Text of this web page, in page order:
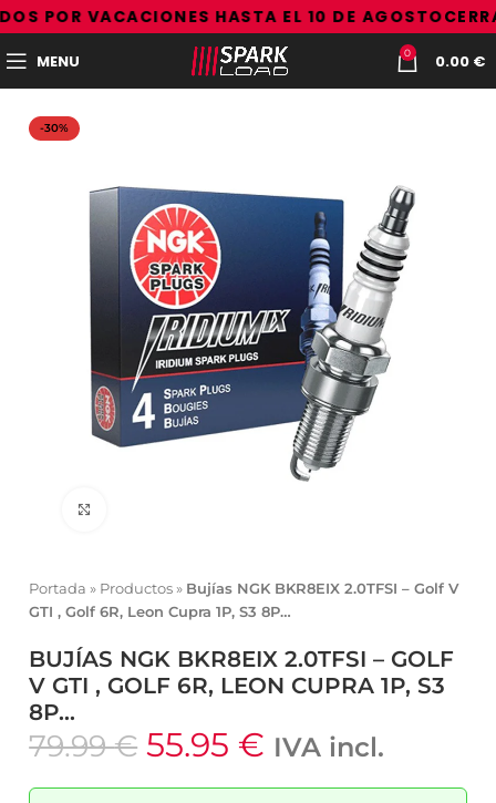
POR VACACIONES HASTA EL 10 DE AGOSTO
MENU 0 0.00 €
-30%
Portada » Productos » Bujías NGK BKR8EIX 2.0TFSI – Golf V
GTI , Golf 6R, Leon Cupra 1P, S3 8P…
BUJÍAS NGK BKR8EIX 2.0TFSI – GOLF
V GTI , GOLF 6R, LEON CUPRA 1P, S3
8P…
79.99€ 55.95€ IVA incl.